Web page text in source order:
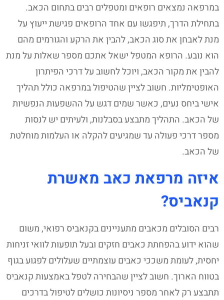
במרפאה נמצאים רופאים ומטפלים רבים בתחום הכאב.
בתחילת הדרך, תיפגשו עם אחד הרופאים פגישת ייעוץ על
מנת לאבחן את סוג הכאב, להבין את הרקע והגורמים מהם
הוא נובע. הרופא המטפל ישאל אתכם מספר שאלות על מנת
להבין את מקור הכאב, ויוכל לחשוב על דרכי הפיתרון
האופטימליות. חשוב לציין שהטיפול במרפאה כולל תהליך
אישי ביחס נעים, כאשר שמים דגש על ההשפעות הנפשיות
של הכאב. התהליך מתבצע בסבלנות, ולעיתים יש לנסות
מספר דרכי פעולה עד שמגיעים להקלה או העלמות מוחלטת
של הכאב.
איזה מרפאת כאב מאשרת
קנאביס?
רבים הסובלים מכאבים מתעניינים בקנאביס רפואי, משום
שהוא ידוע בהפחתת כאבים חזקים ובעל תופעות לוואי זניחות
יחסית, לעומת משככי כאבים עוצמתיים שעלולים לפגוע בגוף
בטווח הארוך. חשוב לציין שהבחירה לטפל באמצעות קנאביס
תתבצע רק לאחר מספר ניסיונות כושלים לטיפול בדרכים